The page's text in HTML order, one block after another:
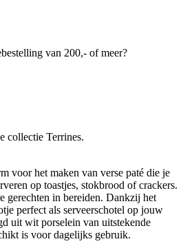
van 200,- of meer?
collectie Terrines.
voor het maken van verse paté die je
op toastjes, stokbrood of crackers.
gerechten in bereiden. Dankzij het
perfect als serveerschotel op jouw
uit wit porselein van uitstekende
is voor dagelijks gebruik.